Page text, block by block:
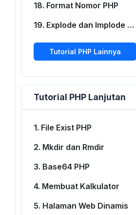
18. Format Nomor PHP
19. Explode dan Implode PHP
Tutorial PHP Lainnya
Tutorial PHP Lanjutan
1. File Exist PHP
2. Mkdir dan Rmdir
3. Base64 PHP
4. Membuat Kalkulator
5. Halaman Web Dinamis